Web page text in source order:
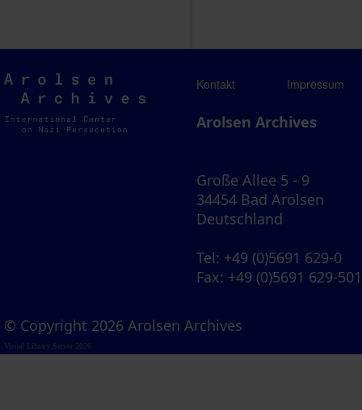
Arolsen
Archives
Kontakt Impressum
Arolsen Archives
Große Allee 5 - 9
34454 Bad Arolsen
Deutschland
Tel: +49 (0)5691 629-0
Fax: +49 (0)5691 629-501
© Copyright 2026 Arolsen Archives
Visual Library Server 2026